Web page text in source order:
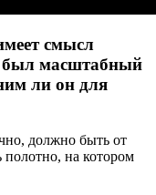
смысл
был масштабный
ли он для
должно быть от
полотно, на котором